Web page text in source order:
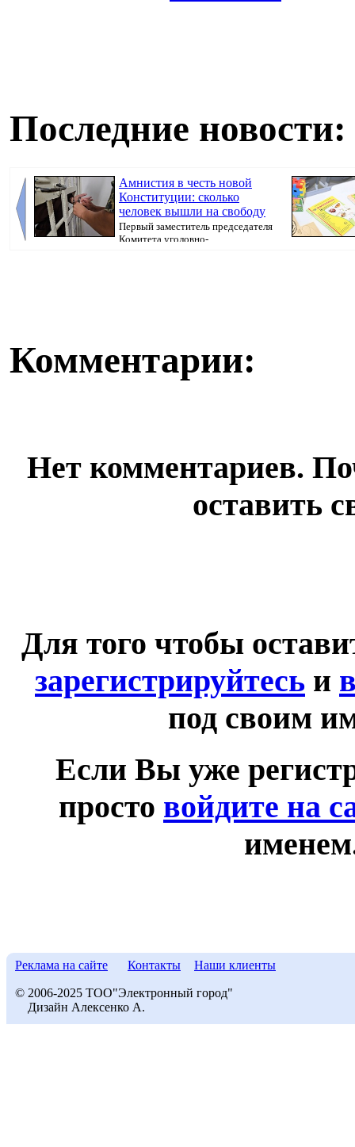
Последние новости:
Амнистия в честь новой
Конституции: сколько
человек вышли на свободу
Первый заместитель председателя
Комитета уголовно-
Комментарии:
Нет комментариев.
оставить
Для того чтобы
зарегистрируйтесь и
под своим
Если Вы уже
просто войдите на
Реклама на сайте Контакты Наши клиенты
© 2006-2025 ТОО"Электронный город"
Дизайн Алексенко А.